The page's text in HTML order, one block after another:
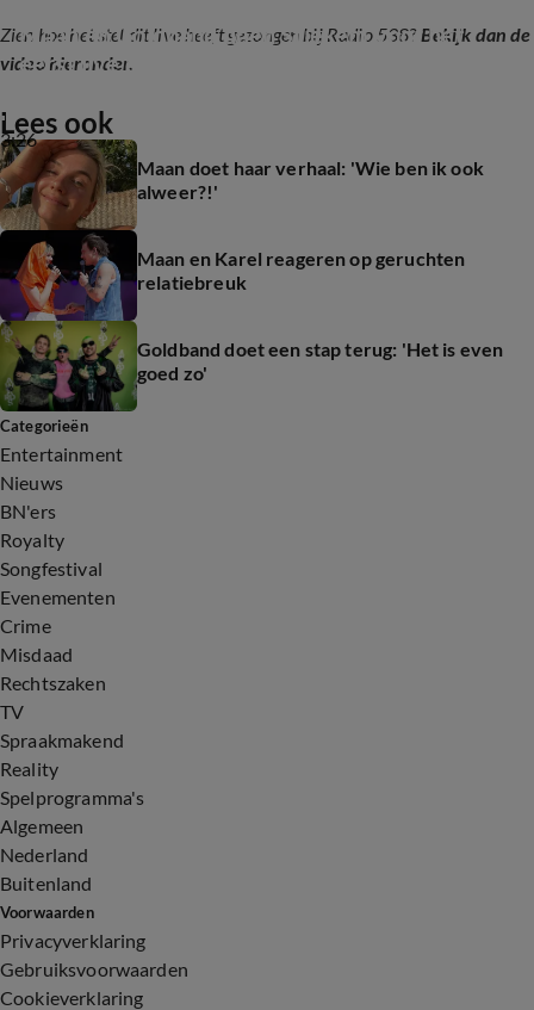
Zien hoe het stel dit live heeft gezongen bij Radio 538? Bekijk dan de
video hieronder.
3:26
Maan en Goldband doen Stiekem voor het
eerst live op 538!
Lees ook
Maan doet haar verhaal: 'Wie ben ik ook
alweer?!'
Maan en Karel reageren op geruchten
relatiebreuk
Goldband doet een stap terug: 'Het is even
goed zo'
Categorieën
Entertainment
Nieuws
BN'ers
Royalty
Songfestival
Evenementen
Crime
Misdaad
Rechtszaken
TV
Spraakmakend
Reality
Spelprogramma's
Algemeen
Nederland
Buitenland
Voorwaarden
Privacyverklaring
Gebruiksvoorwaarden
Cookieverklaring